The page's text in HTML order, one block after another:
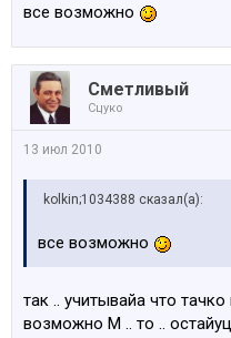
все возможно
Сметливый
Сцуко
13 июл 2010
kolkin;1034388 сказал(а):
все возможно
так .. учитывайа что
возможно М .. то ..